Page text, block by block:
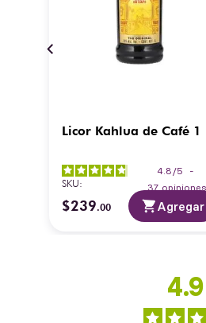
Licor Kahlua de Café 1
4.8 /5
-
37 opiniones
SKU:
$239.00 Agregar